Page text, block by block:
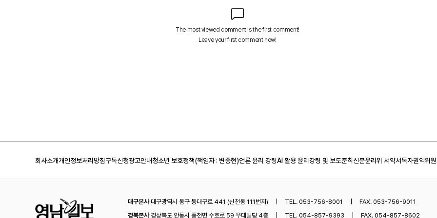
회사소개개인정보처리방침구독신청광고안내청소년 보호정책(책임자 : 변종현)언론 윤리 강령AI 활용 윤리강령 및 보도준칙신문윤리위 서약서독자권익위
대구본사대구광역시 동구 동대구로 441 (신천동 111번지) TEL. 053-756-8001
FAX. 053-756-9011
경북본사경상북도 안동시 풍천면 수호로 59 우대빌딩 4층 TEL. 054-857-9393 FAX. 054-857-8602